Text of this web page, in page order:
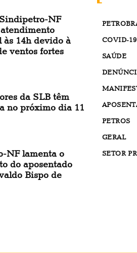
NF
às 14h devido à
ventos fortes
da SLB têm
no próximo dia 11
NF lamenta o
do aposentado
Bispo de
COVID-19
SAÚDE
PETROS
GERAL
SETOR